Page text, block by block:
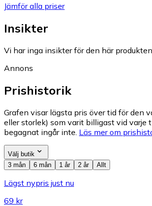
Jämför alla priser
Insikter
Vi har inga insikter för den här produkten
Annons
Prishistorik
Grafen visar lägsta pris över tid för den
eller storlek) som varit billigast vid varje
begagnat ingår inte. Läs mer om
Välj butik
3 mån
6 mån 1 år 2 år Allt
Lägst nypris just nu
69 kr